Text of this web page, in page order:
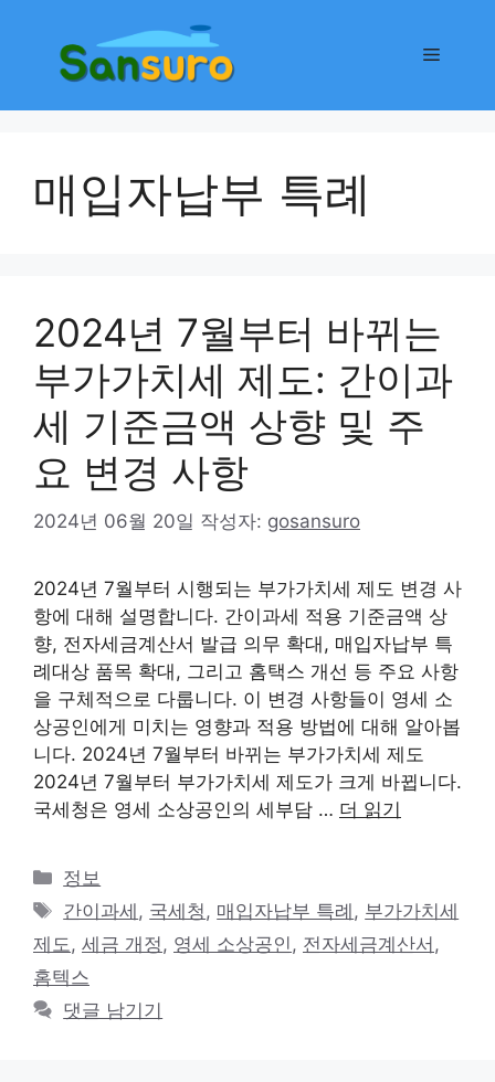
메
매입자납부 특례
2024년 7월부터 바뀌는
부가가치세 제도: 간이과
세 기준금액 상향 및 주
요 변경 사항
2024년 06월 20일 작성자: gosansuro
2024년 7월부터 시행되는 부가가치세 제도 변경 사
항에 대해 설명합니다. 간이과세 적용 기준금액 상
향, 전자세금계산서 발급 의무 확대, 매입자납부 특
례대상 품목 확대, 그리고 홈택스 개선 등 주요 사항
을 구체적으로 다룹니다. 이 변경 사항들이 영세 소
상공인에게 미치는 영향과 적용 방법에 대해 알아봅
니다. 2024년 7월부터 바뀌는 부가가치세 제도
2024년 7월부터 부가가치세 제도가 크게 바뀝니다.
국세청은 영세 소상공인의 세부담 … 더 읽기
카
테
리
정보
태
그
간이과세 , 국세청 , 매입자납부 특례 , 부가가치세
제도 , 세금 개정 , 영세 소상공인 , 전자세금계산서 ,
홈텍스
댓글 남기기